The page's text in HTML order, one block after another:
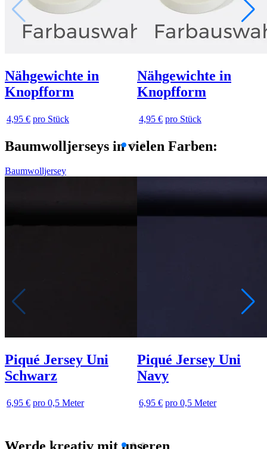
Nähgewichte in
Knopfform
4,95 € pro Stück
Nähgewichte in
Knopfform
4,95 € pro Stück
Baumwolljerseys in vielen Farben:
Baumwolljersey
Piqué Jersey Uni
Schwarz
6,95 € pro 0,5 Meter
Piqué Jersey Uni
Navy
6,95 € pro 0,5 Meter